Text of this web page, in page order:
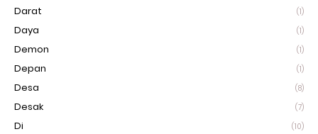
Darat (1)
Daya (1)
Demon (1)
Depan (1)
Desa (8)
Desak (7)
Di (10)